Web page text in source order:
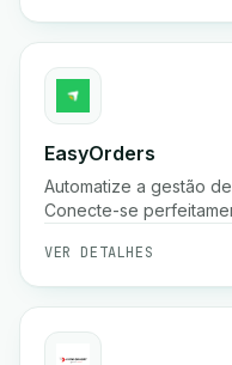
EasyOrders
Automatize a gestão
Conecte-se
VER DETALHES